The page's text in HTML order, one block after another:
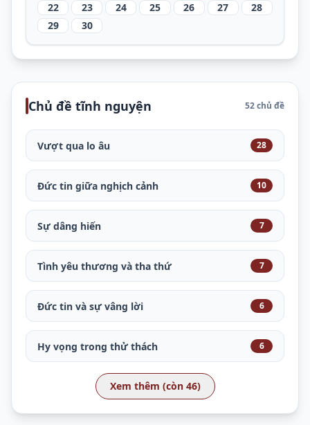
22
23 24 25 26 27
28
29
30
Chủ đề tĩnh nguyện 52 chủ đề
Vượt qua lo âu 28
Đức tin giữa nghịch cảnh 10
Sự dâng hiến 7
Tình yêu thương và tha thứ 7
Đức tin và sự vâng lời 6
Hy vọng trong thử thách 6
Xem thêm (còn 46)